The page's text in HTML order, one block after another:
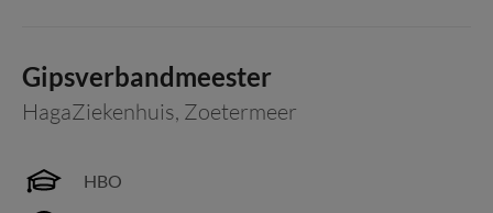
Gipsverbandmeester
HagaZiekenhuis, Zoetermeer
HBO